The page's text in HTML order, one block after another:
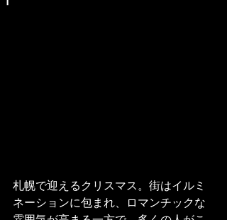
札幌で迎えるクリスマス。街はイルミ
ネーションに包まれ、ロマンチックな